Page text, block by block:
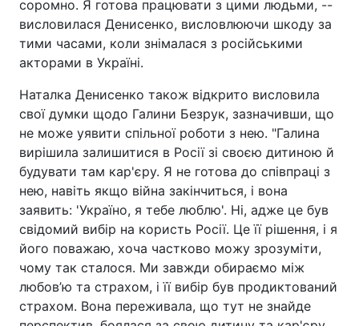
соромно. Я готова працювати з цими людьми, --
висловилася Денисенко, висловлюючи шкоду за
тими часами, коли знімалася з російськими
акторами в Україні.
Наталка Денисенко також відкрито висловила
свої думки щодо Галини Безрук, зазначивши, що
не може уявити спільної роботи з нею. "Галина
вирішила залишитися в Росії зі своєю дитиною й
будувати там кар'єру. Я не готова до співпраці з
нею, навіть якщо війна закінчиться, і вона
заявить: 'Україно, я тебе люблю'. Ні, адже це був
свідомий вибір на користь Росії. Це її рішення, і я
його поважаю, хоча частково можу зрозуміти,
чому так сталося. Ми завжди обираємо між
любов’ю та страхом, і її вибір був продиктований
страхом. Вона переживала, що тут не знайде